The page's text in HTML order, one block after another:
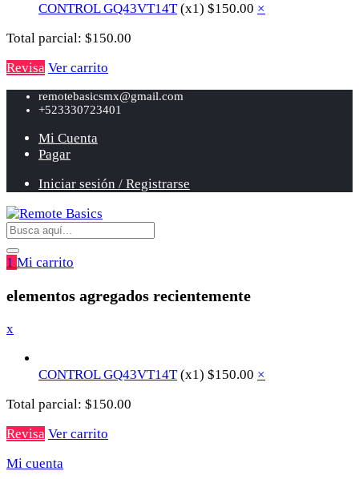
CONTROL GQ43VT14T (x1) $150.00 ×
Total parcial: $150.00
Revisa Ver carrito
remotebasicsmx@gmail.com
+523330723401
Mi Cuenta
Pagar
Iniciar sesión / Registrarse
1 Mi carrito
elementos agregados recientemente
x
CONTROL GQ43VT14T (x1) $150.00 ×
Total parcial: $150.00
Revisa Ver carrito
Mi cuenta